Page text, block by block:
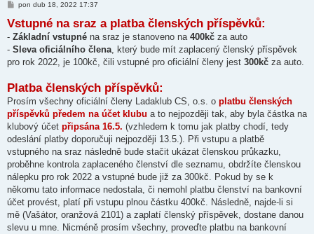
P
í
s
p
ě
v
e
pon dub 18, 2022 17:37
Vstupné na sraz a platba členských příspěvků:
- Základní vstupné na sraz je stanoveno na 400kč za auto
- Sleva oficiálního člena, který bude mít zaplacený členský příspěvek
pro rok 2022, je 100kč, čili vstupné pro oficiální členy jest 300kč za auto.
Platba členských příspěvků:
Prosím všechny oficiální členy Ladaklub CS, o.s. o platbu členských
příspěvků předem na účet klubu a to nejpozději tak, aby byla částka na
klubový účet připsána 16.5. (vzhledem k tomu jak platby chodí, tedy
odeslání platby doporučuji nejpozději 13.5.). Při vstupu a platbě
vstupného na sraz následně bude stačit ukázat členskou průkazku,
proběhne kontrola zaplaceného členství dle seznamu, obdržíte členskou
nálepku pro rok 2022 a vstupné bude již za 300kč. Pokud by se k
někomu tato informace nedostala, či nemohl platbu členství na bankovní
účet provést, platí při vstupu plnou částku 400kč. Následně, najde-li si
mě (Vašátor, oranžová 2101) a zaplatí členský příspěvek, dostane danou
slevu u mne. Nicméně prosím všechny, proveďte platbu na bankovní